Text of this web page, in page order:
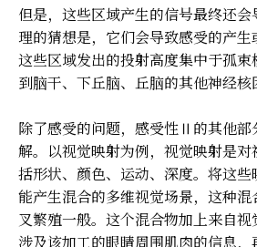
但是，这些区域产生的信号最终还
理的猜想是，它们会导致感受的产生
这些区域发出的投射高度集中于孤
到脑干、下丘脑、丘脑的其他神经核
除了感受的问题，感受性Ⅱ的其他部
解。以视觉映射为例，视觉映射是对
括形状、颜色、运动、深度。将这
能产生混合的多维视觉场景，这种
叉繁殖一般。这个混合物加上来自
涉及该加工的眼睛周围肌肉的信息，